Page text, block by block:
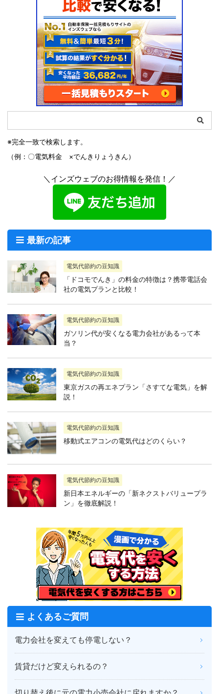
※完全一致で検索します。
（例：〇電気料金 ×でんきりょうきん）
＼インズウェブのお得情報を発信！／
最新の記事
電気代節約の豆知識
「ドコモでんき」の料金の特徴は？携帯電話会
社の電気プランと比較！
電気代節約の豆知識
ガソリン代が安くなる電力会社があるって本
当？
電気代節約の豆知識
東京ガスの再エネプラン「さすてな電気」を解
説！
電気代節約の豆知識
移動式エアコンの電気代はどのくらい？
電気代節約の豆知識
新日本エネルギーの「新ネクストバリュープラ
ン」を徹底解説！
よくあるご質問
電力会社を変えても停電しない？
賃貸だけど変えられるの？